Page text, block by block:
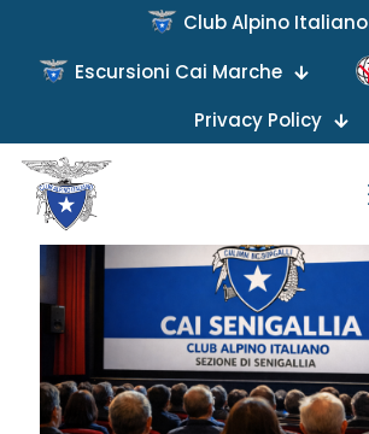
Club Alpino Italiano
Escursioni Cai Marche
Privacy Policy
Categories Tags Authors